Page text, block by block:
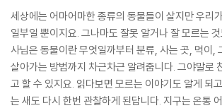
세상에는 어마어마한 종류의 동물들이 살지만 우리
일부일 뿐이지요. 그나마도 잘못 알거나 잘 모르는
사님은 동물이란 무엇일까부터 분류, 사는 곳, 먹이,
살아가는 방법까지 차근차근 알려줍니다. 그야말로
고 할 수 있지요. 읽다보면 모르는 이야기도 알게 되
는 새도 다시 한번 관찰하게 된답니다. 지구는 온통